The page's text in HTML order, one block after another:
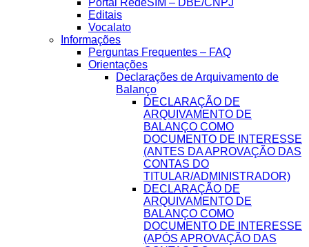
Portal RedeSIM – DBE/CNPJ
Editais
Vocalato
Informações
Perguntas Frequentes – FAQ
Orientações
Declarações de Arquivamento de
Balanço
DECLARAÇÃO DE
ARQUIVAMENTO DE
BALANÇO COMO
DOCUMENTO DE INTERESSE
(ANTES DA APROVAÇÃO DAS
CONTAS DO
TITULAR/ADMINISTRADOR)
DECLARAÇÃO DE
ARQUIVAMENTO DE
BALANÇO COMO
DOCUMENTO DE INTERESSE
(APÓS APROVAÇÃO DAS